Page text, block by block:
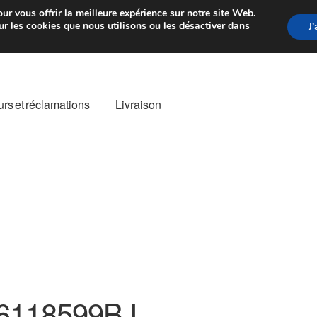
de 7 EUR Du lundi au
et réclamations Livraison
vous offrir la meilleure expérience sur notre site Web.
les cookies que nous utilisons ou les désactiver dans